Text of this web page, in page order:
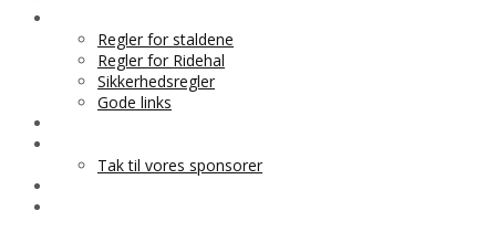
Regler for staldene
Regler for Ridehal
Sikkerhedsregler
Gode links
Tak til vores sponsorer